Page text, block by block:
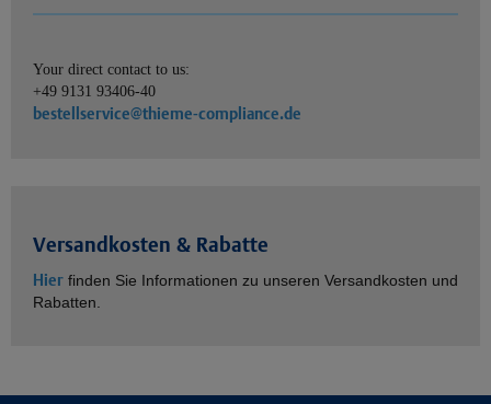
Your direct contact to us:
+49 9131 93406-40
bestellservice@thieme-compliance.de
Versandkosten & Rabatte
Hier finden Sie Informationen zu unseren Versandkosten und
Rabatten.